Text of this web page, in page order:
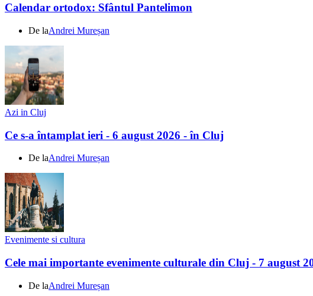
Calendar ortodox: Sfântul Pantelimon
De laAndrei Mureșan
Azi in Cluj
Ce s-a întamplat ieri - 6 august 2026 - în Cluj
De laAndrei Mureșan
Evenimente si cultura
Cele mai importante evenimente culturale din Cluj - 7 august
De laAndrei Mureșan